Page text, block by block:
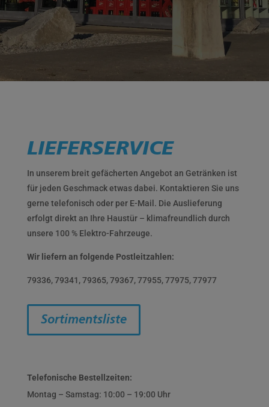
LIEFERSERVICE
In unserem breit gefächerten Angebot an Getränken ist
für jeden Geschmack etwas dabei. Kontaktieren Sie uns
gerne telefonisch oder per E-Mail. Die Auslieferung
erfolgt direkt an Ihre Haustür – klimafreundlich durch
unsere 100 % Elektro-Fahrzeuge.
Wir liefern an folgende Postleitzahlen:
79336, 79341, 79365, 79367, 77955, 77975, 77977
Sortimentsliste
Telefonische Bestellzeiten:
Montag – Samstag: 10:00 – 19:00 Uhr